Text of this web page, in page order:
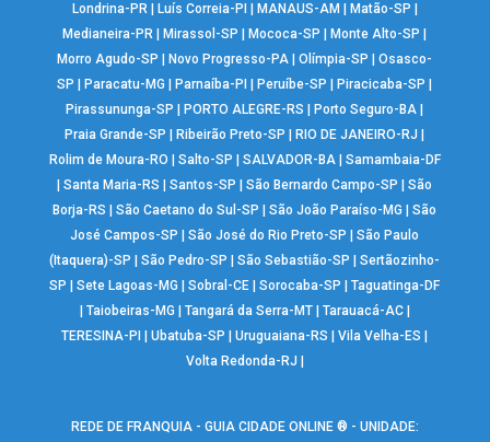
Londrina-PR| Luís Correia-PI MANAUS-AM Matão-SP
Medianeira-PR
Mirassol-SP Mococa-SP Monte Alto-SP
Morro Agudo-SP
Novo Progresso-PA |Olímpia-SP |Osasco-
SP
Paracatu-MG Parnaíba-PI Peruíbe-SP Piracicaba-SP
Pirassununga-SP
PORTO ALEGRE-RS Porto Seguro-BA
Praia Grande-SP
Ribeirão Preto-SP RIO DE JANEIRO-RJ
Rolim de Moura-RO
Salto-SP SALVADOR-BA| Samambaia-DF
|Santa Maria-RS |Santos-SP |São Bernardo Campo-SP |São
Borja-RS
|São Caetano do Sul-SP |São João Paraíso-MG |São
José Campos-SP
|São José do Rio Preto-SP |São Paulo
(Itaquera)-SP
|São Pedro-SP |São Sebastião-SP |Sertãozinho-
SP
|Sete Lagoas-MG |Sobral-CE |Sorocaba-SP |Taguatinga-DF
Taiobeiras-MG Tangará da Serra-MT| Tarauacá-AC|
TERESINA-PI
|Ubatuba-SP |Uruguaiana-RS |Vila Velha-ES
Volta Redonda-RJ
REDE DE FRANQUIA - GUIA CIDADE ONLINE ® - UNIDADE: